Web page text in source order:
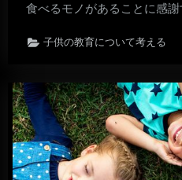
食べるモノがあることに感謝
子供の教育について考える